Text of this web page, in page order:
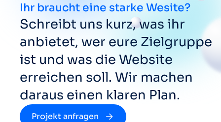
Ihr braucht eine starke Wesite?
Schreibt uns kurz, was ihr
anbietet, wer eure Zielgruppe
ist und was die Website
erreichen soll. Wir machen
daraus einen klaren Plan.
Projekt anfragen